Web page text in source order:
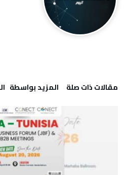
‫مقالات ذات صلة‬ ‫‫المزيد بواسطة‬ ‬ ‭ ‬الصحافة‭ ‬اليوم